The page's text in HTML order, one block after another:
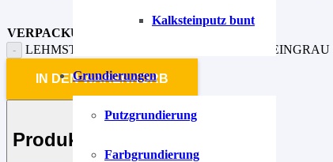
Kalksteinputz bunt
Grundierungen
Putzgrundierung
Farbgrundierung
VERPACKUNG
LEHMSTEINPUTZ TURMALIN-GRAU-5 STEINGRAU
IN DEN WARENKORB
Produkt-Beschreibung